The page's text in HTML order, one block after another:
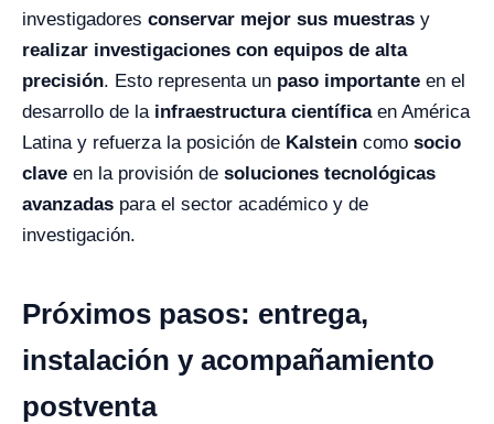
investigadores conservar mejor sus muestras y
realizar investigaciones con equipos de alta
precisión. Esto representa un paso importante en el
desarrollo de la infraestructura científicaen América
Latina y refuerza la posición de Kalstein como socio
clave en la provisión de soluciones tecnológicas
avanzadas para el sector académico y de
investigación.
Próximos pasos: entrega,
instalación y acompañamiento
postventa